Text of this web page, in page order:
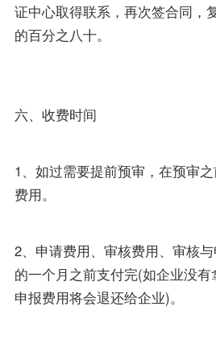
证中心取得联系，再次签合同，
的百分之八十。
六、收费时间
1、如过需要提前预审，在预审
费用。
2、申请费用、审核费用、审核
的一个月之前支付完(如企业没
申报费用将会退还给企业)。